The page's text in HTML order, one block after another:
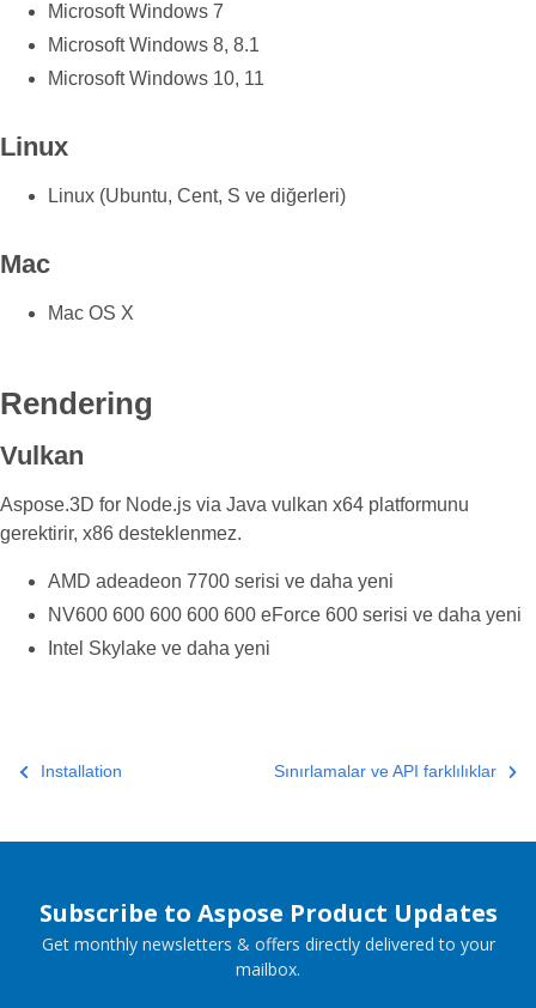
Microsoft Windows 7
Microsoft Windows 8, 8.1
Microsoft Windows 10, 11
Linux
Linux (Ubuntu, Cent, S ve diğerleri)
Mac
Mac OS X
Rendering
Vulkan
Aspose.3D for Node.js via Java vulkan x64 platformunu
gerektirir, x86 desteklenmez.
AMD adeadeon 7700 serisi ve daha yeni
NV600 600 600 600 600 eForce 600 serisi ve daha yeni
Intel Skylake ve daha yeni
Installation Sınırlamalar ve API farklılıklar
Subscribe to Aspose Product Updates
Get monthly newsletters & offers directly delivered to your
mailbox.